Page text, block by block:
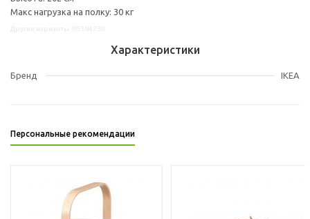
Макс нагрузка на полку: 30 кг
Характеристики
Бренд IKEA
Персональные рекомендации